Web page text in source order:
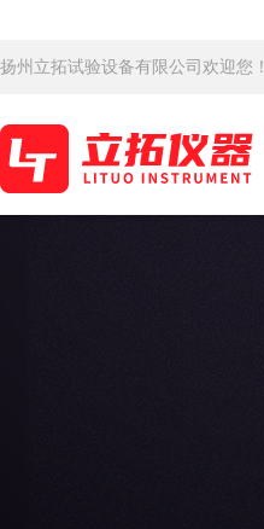
扬州立拓试验设备有限公司欢迎您！